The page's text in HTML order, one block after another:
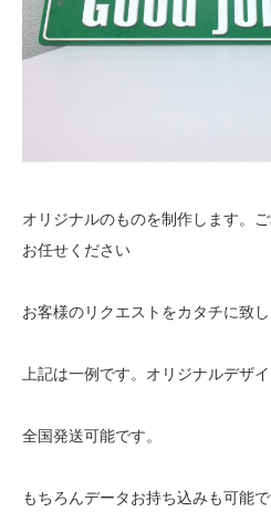
オリジナルのものを制作します。
お任せください
お客様のリクエストをカタチに致
上記は一例です。オリジナルデザ
全国発送可能です。
もちろんデータお持ち込みも可能